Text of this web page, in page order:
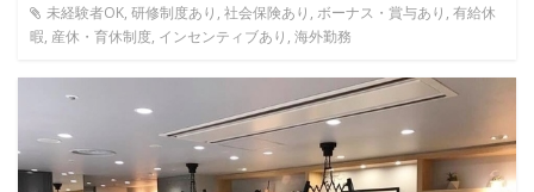
未経験者OK, 研修制度あり, 社会保険あり, ボーナス・賞与あり, 有給休
暇, 産休・育休制度, インセンティブあり, 海外勤務